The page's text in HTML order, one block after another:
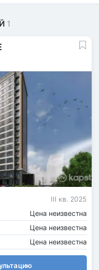
1
III кв. 2025
Цена неизвестна
Цена неизвестна
Цена неизвестна